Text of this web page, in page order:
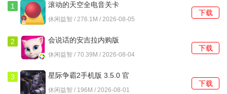
1
滚动的天空全电音关卡
5.1.3 安卓版
休闲益智 / 276.1M / 2026-08-05
下载
2
会说话的安吉拉内购版
3195 安卓版
休闲益智 / 70.39M / 2026-08-04
下载
3
星际争霸2手机版 3.5.0 官
方版
休闲益智 / 196M / 2026-08-01
下载